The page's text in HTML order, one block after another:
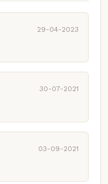
29-04-2023
30-07-2021
03-09-2021